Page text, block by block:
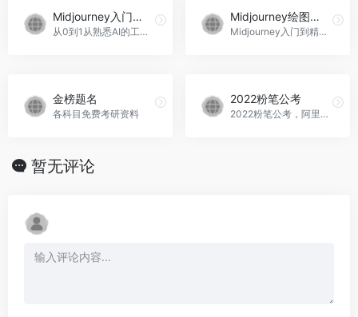
Midjourney入门教程
从0到1从熟悉AI的工具到熟练生成自己设计作品的AI绘画课
Midjourney绘图课程
Midjourney入门到精通 AI绘图作画教学课程
金榜题名
各科目免费考研资料
2022粉笔公考
2022粉笔公考，阿里云盘
暂无评论